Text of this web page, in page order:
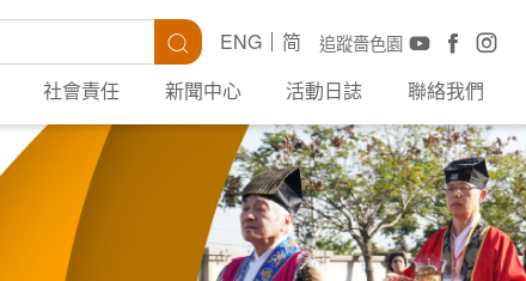
搜尋 追蹤嗇色園
ENG
简
社會責任 新聞中心 活動日誌 聯絡我們